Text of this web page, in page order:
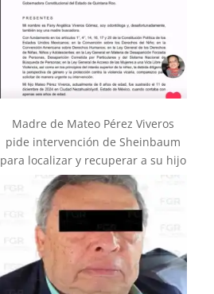
Madre de Mateo Pérez Viveros
pide intervención de Sheinbaum
para localizar y recuperar a su hijo